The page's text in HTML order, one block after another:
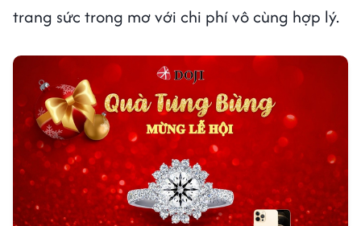
trang sức trong mơ với chi phí vô cùng hợp lý.